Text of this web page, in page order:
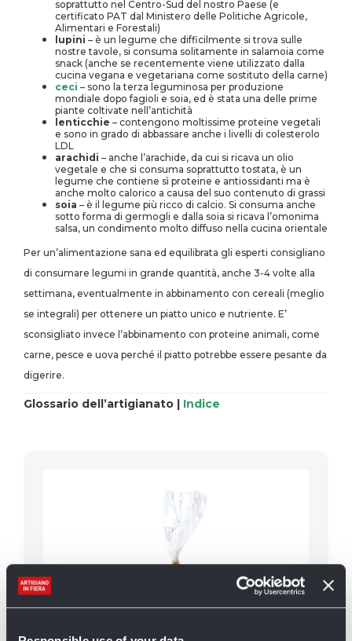
soprattutto nel Centro-Sud del nostro Paese (e
certificato PAT dal Ministero delle Politiche Agricole,
Alimentari e Forestali)
lupini – è un legume che difficilmente si trova sulle
nostre tavole, si consuma solitamente in salamoia come
snack (anche se recentemente viene utilizzato dalla
cucina vegana e vegetariana come sostituto della carne)
ceci – sono la terza leguminosa per produzione
mondiale dopo fagioli e soia, ed è stata una delle prime
piante coltivate nell’antichità
lenticchie – contengono moltissime proteine vegetali
e sono in grado di abbassare anche i livelli di colesterolo
LDL
arachidi – anche l’arachide, da cui si ricava un olio
vegetale e che si consuma soprattutto tostata, è un
legume che contiene sì proteine e antiossidanti ma è
anche molto calorico a causa del suo contenuto di grassi
soia – è il legume più ricco di calcio. Si consuma anche
sotto forma di germogli e dalla soia si ricava l’omonima
salsa, un condimento molto diffuso nella cucina orientale
Per un’alimentazione sana ed equilibrata gli esperti consigliano
di consumare legumi in grande quantità, anche 3-4 volte alla
settimana, eventualmente in abbinamento con cereali (meglio
se integrali) per ottenere un piatto unico e nutriente. E’
sconsigliato invece l’abbinamento con proteine animali, come
carne, pesce e uova perché il piatto potrebbe essere pesante da
digerire.
Glossario dell’artigianato | Indice